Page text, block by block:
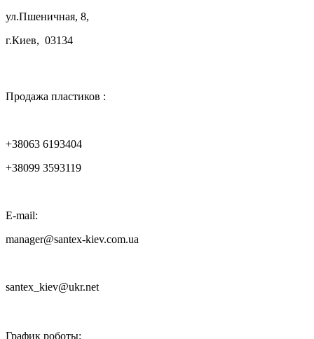
ул.Пшеничная, 8,
г.Киев, 03134
Продажа пластиков :
+38063 6193404
+38099 3593119
E-mail:
manager@santex-kiev.com.ua
santex_kiev@ukr.net
График роботы: